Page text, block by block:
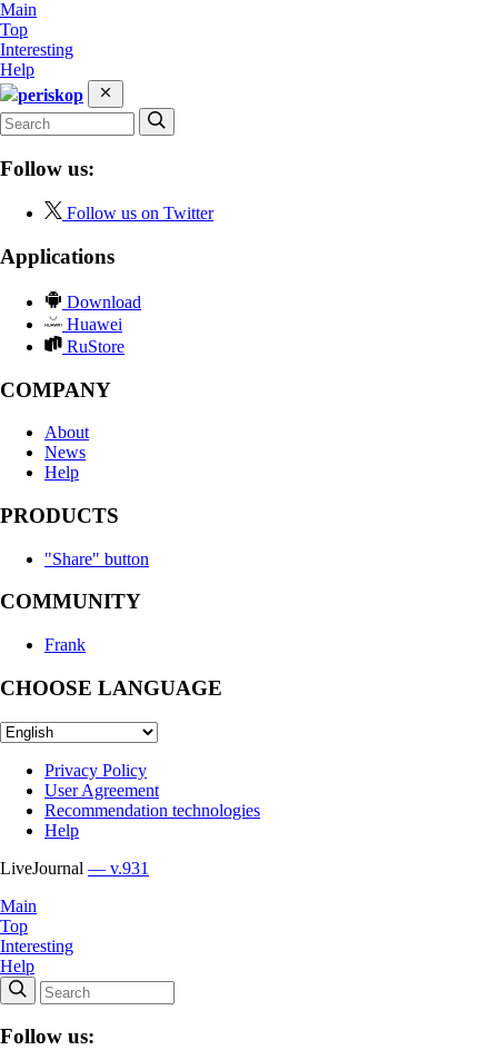
Main
Top
Interesting
Help
periskop
Follow us:
Follow us on Twitter
Applications
Download
Huawei
RuStore
COMPANY
About
News
Help
PRODUCTS
"Share" button
COMMUNITY
Frank
CHOOSE LANGUAGE
Privacy Policy
User Agreement
Recommendation technologies
Help
LiveJournal — v.931
Main
Top
Interesting
Help
Follow us: